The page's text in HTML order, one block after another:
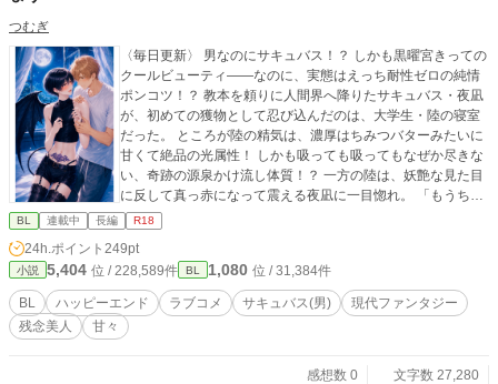
つむぎ
〈毎日更新〉 男なのにサキュバス！？ しかも黒曜宮きっての
クールビューティ——なのに、実態はえっち耐性ゼロの純情
ポンコツ！？ 教本を頼りに人間界へ降りたサキュバス・夜凪
が、初めての獲物として忍び込んだのは、大学生・陸の寝室
だった。 ところが陸の精気は、濃厚はちみつバターみたいに
甘くて絶品の光属性！ しかも吸っても吸ってもなぜか尽きな
い、奇跡の源泉かけ流し体質！？ 一方の陸は、妖艶な見た目
に反して真っ赤になって震える夜凪に一目惚れ。 「もうちょ
っと吸ってく？」 「優しくするから」 と、ポンコツサキュバ
スを毎晩甘やかしまくる。 吸精の練習のはずが、気づけば夜
凪の胸に芽生えていたのは、獲物への食欲ではなく本気の恋
心で——？ さらに同族サキュバスの瑠夏と澪まで、陸の激甘
精気を狙って寝室へ乱入！ 「みんなでシェアすればよくな〜
い？」 「……僕も、味見したい……」 「陸さんは俺のなんだ
からぁぁぁ！！」 クールビューティ崩壊！ サキュバス三つ
ど甘くなる、光属性大学生×純情ポンコツサキュバスの、可愛
BL 連載中 長編 R18
24h.ポイント 249pt
小説 5,404 位 / 228,589件 BL 1,080 位 / 31,384件
BL ハッピーエンド ラブコメ サキュバス(男)
現代ファンタジー
残念美人
甘々
感想数 0
文字数 27,280